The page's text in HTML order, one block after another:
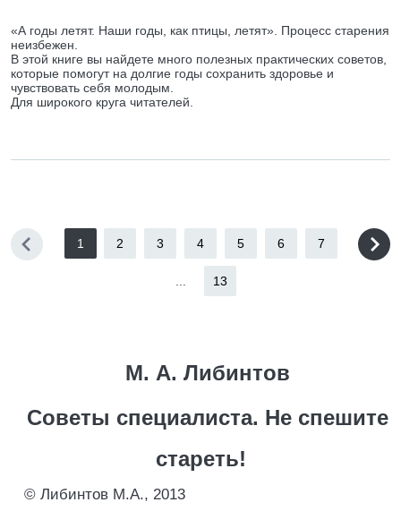
«А годы летят. Наши годы, как птицы, летят». Процесс старения
неизбежен.
В этой книге вы найдете много полезных практических советов,
которые помогут на долгие годы сохранить здоровье и
чувствовать себя молодым.
Для широкого круга читателей.
1 2 3 4 5 6 7
13
М. А. Либинтов
Советы специалиста. Не спешите
стареть!
© Либинтов М.А., 2013